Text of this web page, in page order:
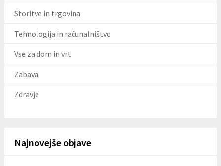
Storitve in trgovina
Tehnologija in računalništvo
Vse za dom in vrt
Zabava
Zdravje
Najnovejše objave